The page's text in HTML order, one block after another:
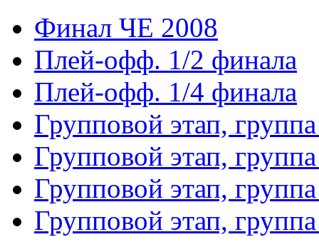
Финал ЧЕ 2008
Плей-офф. 1/2 финала
Плей-офф. 1/4 финала
Групповой этап,
Групповой этап,
Групповой этап,
Групповой этап,